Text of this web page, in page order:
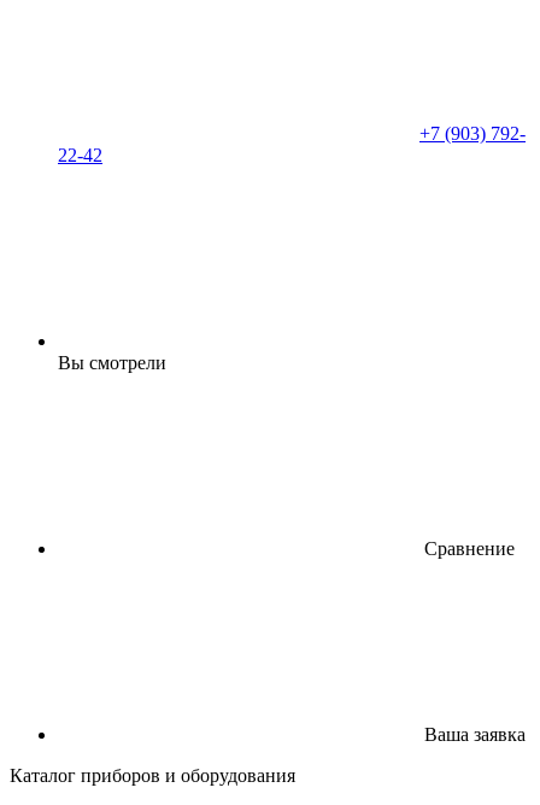
+7 (903) 792-
22-42
Вы смотрели
Сравнение
Ваша заявка
Каталог приборов и оборудования